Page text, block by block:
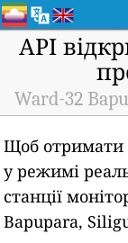
API
Ward-32
Щоб отримати
у режимі
станції
Bapupara,